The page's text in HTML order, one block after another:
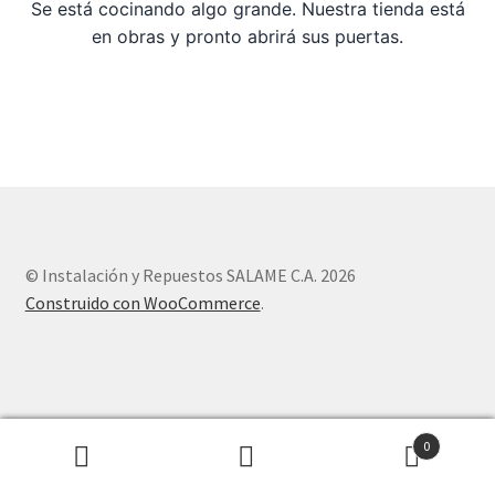
Se está cocinando algo grande. Nuestra tienda está
en obras y pronto abrirá sus puertas.
© Instalación y Repuestos SALAME C.A. 2026
Construido con WooCommerce.
0